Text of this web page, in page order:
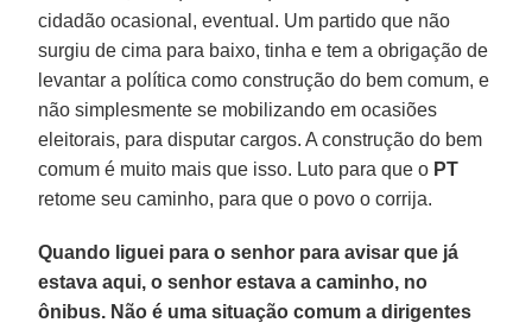
cidadão ocasional, eventual. Um partido que não
surgiu de cima para baixo, tinha e tem a obrigação de
levantar a política como construção do bem comum, e
não simplesmente se mobilizando em ocasiões
eleitorais, para disputar cargos. A construção do bem
comum é muito mais que isso. Luto para que o PT
retome seu caminho, para que o povo o corrija.
Quando liguei para o senhor para avisar que já
estava aqui, o senhor estava a caminho, no
ônibus. Não é uma situação comum a dirigentes